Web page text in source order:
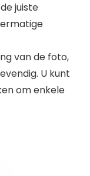
juiste
van de foto,
U kunt
om enkele